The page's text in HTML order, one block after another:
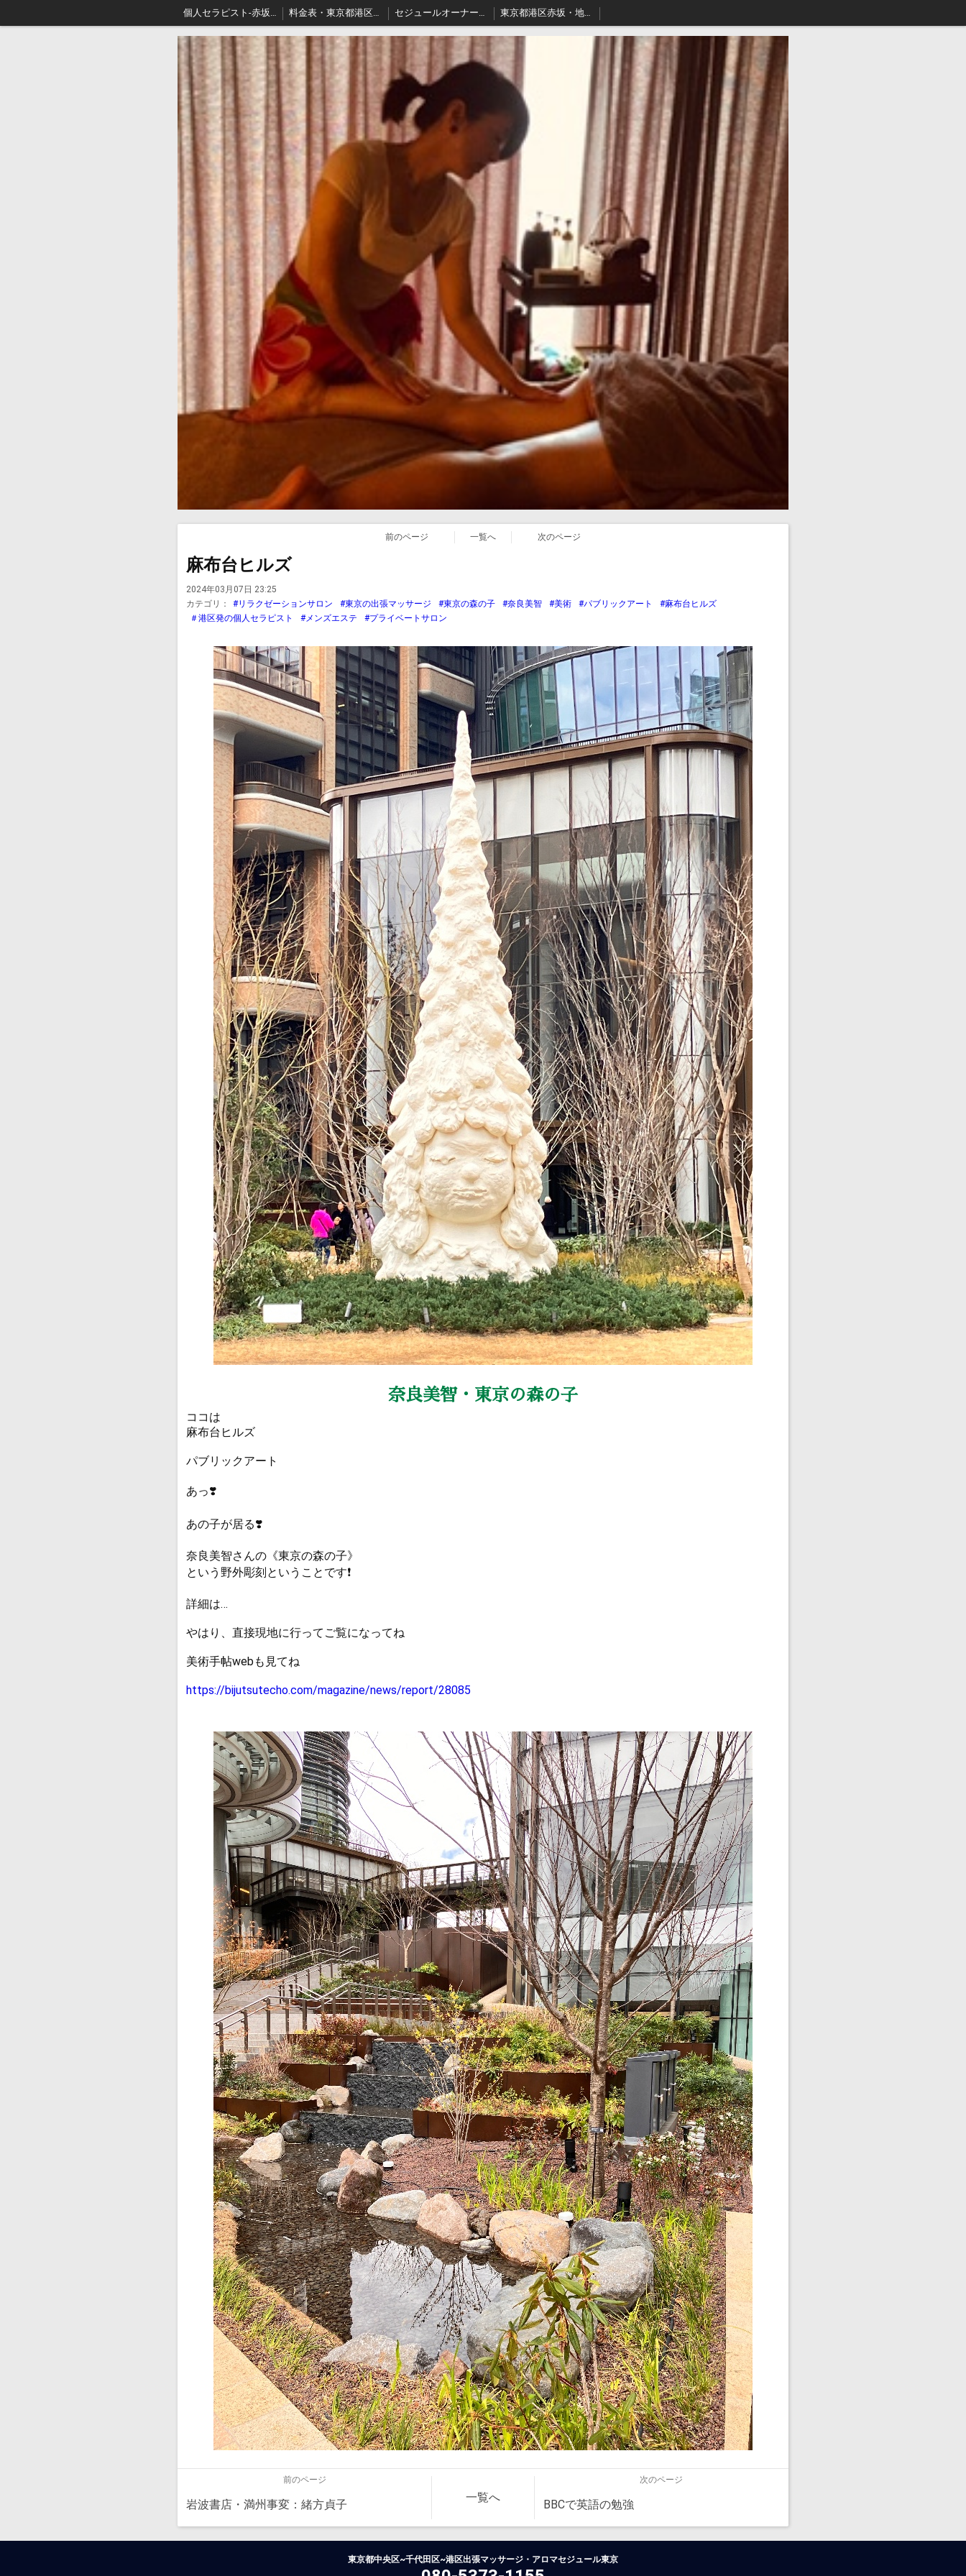
個人セラピスト-赤坂､出張リンパマッサージはアロマセジュール東京 料金表・東京都港区－本格派出張アロマオイルマッサージはセジュールへ セジュールオーナーセラピスト健康ブログ 東京都港区赤坂・地名の由来
前のページ 一覧へ 次のページ
麻布台ヒルズ
2024年03月07日 23:25
カテゴリ：
#リラクゼーションサロン #東京の出張マッサージ #東京の森の子 #奈良美智 #美術 #パブリックアート
#麻布台ヒルズ
＃港区発の個人セラピスト
#メンズエステ #プライベートサロン
奈良美智・東京の森の子
ココは
麻布台ヒルズ
パブリックアート
あっ❣️
あの子が居る❣️
奈良美智さんの《東京の森の子》
という野外彫刻ということです❗️
詳細は…
やはり、直接現地に行ってご覧になってね
美術手帖webも見てね
https://bijutsutecho.com/magazine/news/report/28085
前のページ
岩波書店・満州事変：緒方貞子
一覧へ
次のページ
BBCで英語の勉強
東京都中央区~千代田区~港区出張マッサージ・アロマセジュール東京